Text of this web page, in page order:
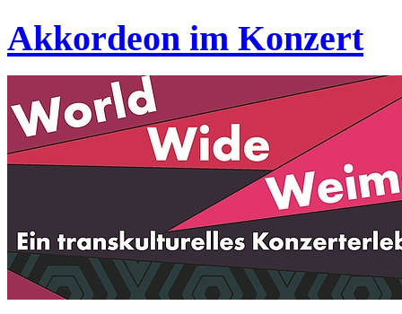
Akkordeon im Konzert